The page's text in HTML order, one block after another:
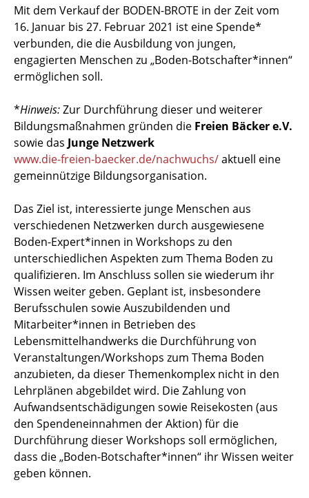
Mit dem Verkauf der BODEN-BROTE in der Zeit vom
16. Januar bis 27. Februar 2021 ist eine Spende*
verbunden, die die Ausbildung von jungen,
engagierten Menschen zu „Boden-Botschafter*innen“
ermöglichen soll.
*Hinweis:Zur Durchführung dieser und weiterer
Bildungsmaßnahmen gründen die Freien Bäcker e.V.
sowie das Junge Netzwerk
www.die-freien-baecker.de/nachwuchs/aktuell eine
gemeinnützige Bildungsorganisation.
Das Ziel ist, interessierte junge Menschen aus
verschiedenen Netzwerken durch ausgewiesene
Boden-Expert*innen in Workshops zu den
unterschiedlichen Aspekten zum Thema Boden zu
qualifizieren. Im Anschluss sollen sie wiederum ihr
Wissen weiter geben. Geplant ist, insbesondere
Berufsschulen sowie Auszubildenden und
Mitarbeiter*innen in Betrieben des
Lebensmittelhandwerks die Durchführung von
Veranstaltungen/Workshops zum Thema Boden
anzubieten, da dieser Themenkomplex nicht in den
Lehrplänen abgebildet wird. Die Zahlung von
Aufwandsentschädigungen sowie Reisekosten (aus
den Spendeneinnahmen der Aktion) für die
Durchführung dieser Workshops soll ermöglichen,
dass die „Boden-Botschafter*innen“ ihr Wissen weiter
geben können.